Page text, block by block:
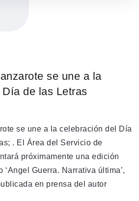
se une a la
de las Letras
se une a la celebración del Día
. El Área del Servicio de
próximamente una edición
Guerra. Narrativa última’,
en prensa del autor